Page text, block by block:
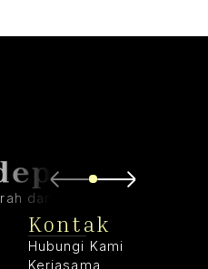
dan Budaya
Kontak
Hubungi Kami
Kerjasama